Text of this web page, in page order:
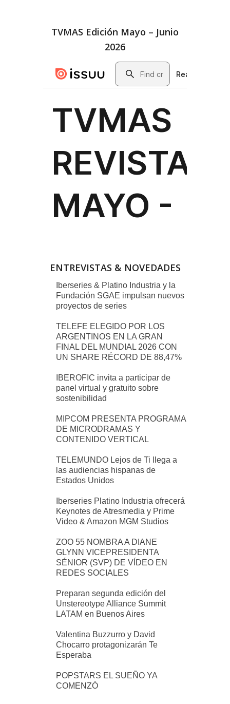
TVMAS Edición Mayo – Junio
2026
ENTREVISTAS & NOVEDADES
Iberseries & Platino Industria y la
Fundación SGAE impulsan nuevos
proyectos de series
TELEFE ELEGIDO POR LOS
ARGENTINOS EN LA GRAN
FINAL DEL MUNDIAL 2026 CON
UN SHARE RÉCORD DE 88,47%
IBEROFIC invita a participar de
panel virtual y gratuito sobre
sostenibilidad
MIPCOM PRESENTA PROGRAMA
DE MICRODRAMAS Y
CONTENIDO VERTICAL
TELEMUNDO Lejos de Ti llega a
las audiencias hispanas de
Estados Unidos
Iberseries Platino Industria ofrecerá
Keynotes de Atresmedia y Prime
Video & Amazon MGM Studios
ZOO 55 NOMBRA A DIANE
GLYNN VICEPRESIDENTA
SÉNIOR (SVP) DE VÍDEO EN
REDES SOCIALES
Preparan segunda edición del
Unstereotype Alliance Summit
LATAM en Buenos Aires
Valentina Buzzurro y David
Chocarro protagonizarán Te
Esperaba
POPSTARS EL SUEÑO YA
COMENZÓ